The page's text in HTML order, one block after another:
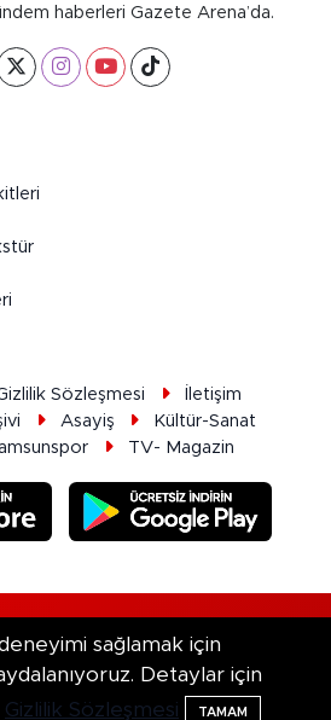
haberleri Gazete Arena’da.
Sözleşmesi
İletişim
Asayiş
Kültür-Sanat
TV- Magazin
© 2026. Her hakkı saklıdır.
Yazılımı:TE Bilişim
sağlamak için
Detaylar için
Gizlilik Sözleşmesi TAMAM